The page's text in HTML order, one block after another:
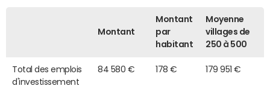
Montant
Montant
par
habitant
Moyenne
villages de
250 à 500
Total des emplois
d'investissement
84 580 € 178 € 179 951 €